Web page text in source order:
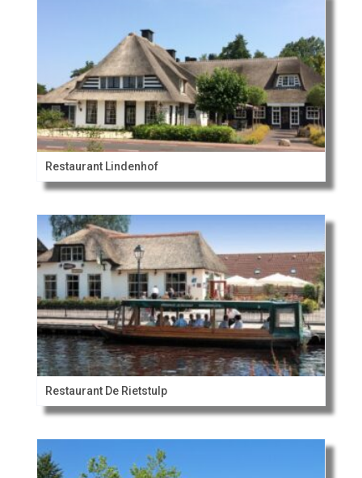
Restaurant Lindenhof
Restaurant De Rietstulp